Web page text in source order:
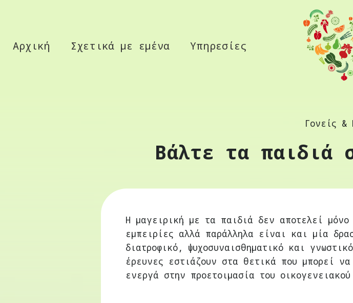
Αρχική Σχετικά με εμένα Υπηρεσίες
Γονείς &
Βάλτε τα παιδιά
Η μαγειρική με τα παιδιά δεν αποτελεί
εμπειρίες αλλά παράλληλα είναι και μία
διατροφικό, ψυχοσυναισθηματικό και
έρευνες εστιάζουν στα θετικά που μπορεί
ενεργά στην προετοιμασία του